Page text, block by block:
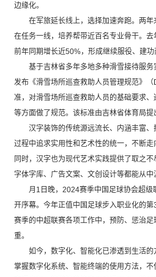
边缘化。
在军旅延长线上，选择加速奔跑。两年
在任务一线，培养帮带近百名专业骨干。
前年同期增长近50%，形成继续服役、建功
基于吉林省多年多地多种滑雪接待服务
发布《滑雪场所巡查救助人员管理规范》
准，对滑雪场所巡查救助人员的基础要求
等方面做了规范。该标准由吉林省体育局提
汉字装饰的传统源远流长、内涵丰富、
过程中追求实用性和艺术性的统一，不断走
同时，汉字也为现代艺术实践提供了取之
字体字库、广告文案、文创设计等都能从中
月1日晚，2024赛季中国足球协会超级
开序幕。今年正值中国足球步入职业化的第
赛季的中超联赛各项工作中，预防、惩治足
重。
如今，数字化、智能化已渗透到生活的
掌握数字化系统、智能终端的使用方法，